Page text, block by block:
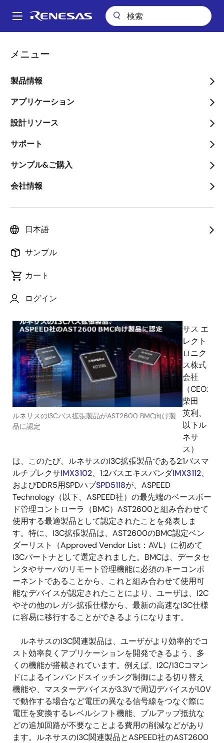
ン
Main
メニュー
製品情報
アプリケーション
設計リソース
サポート
サンプル&ご購入
会社情報
日本語
サンプル
カート
ログイン
パ
ン
く
ず
ルネサスのI3Cバス拡張製品およびDDR5用SPDハブが、ASPEED社のベ
ルネサスのI3Cバス拡張製
品およびDDR5用SPDハブ
が、ASPEED社のベースボ
ード管理コントローラ
AST2600向け最適製品に認
定
移行を容易に～
ルネサスのI3Cバス拡張製品がAST2600 BMC向け製
品に認定
サス エ
レクト
ロニク
ス株式
会社
（CEO:
柴田
英利、
以下ル
ネサ
ス）
は、このたび、ルネサスのI3C拡張製品である2:1バスマ
ルチプレクサIMX3102、1:2バスエキスパンダIMX3112、
およびDDR5用SPDハブSPD5118が、ASPEED
Technology（以下、ASPEED社）の最先端のベースボー
ド管理コントローラ（BMC）AST2600と組み合わせて
使用する最適製品として認定されたことを発表しま
す。特に、I3C拡張製品は、AST2600のBMC認定ベン
ダーリスト（Approved Vendor List：AVL）に初めて
I3Cパートナとして選定されました。BMCは、データセ
ンタやサーバのリモート管理機能に必須のキーコンポ
ーネントであることから、これと組み合わせて使用可
能なデバイスが認定されたことにより、ユーザは、I2C
やその他のレガシ拡張仕様から、最新の高速なI3C仕様
に容易に移行することができるようになります。
ルネサスのI3C関連製品は、ユーザがより効率的でコ
スト効率良くアプリケーションを開発できるよう、多
くの機能が搭載されています。例えば、I2C/I3Cコマン
ドによるインバンドスイッチング制御による切り替え
機能や、マスターデバイスが3.3Vで周辺デバイスが1.0V
で動作する場合など電圧の異なる信号線をつなぐ際に
電圧を変換するレベルシフト機能、プルアップ抵抗な
どの追加回路が不要なことよる費用の削減などがあり
ます。ルネサスのI3C関連製品とASPEED社のAST2600